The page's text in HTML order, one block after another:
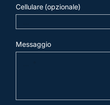
Cellulare (opzionale)
Messaggio